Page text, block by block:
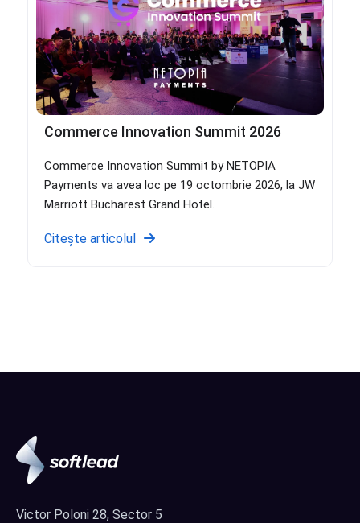
Commerce Innovation Summit 2026
Commerce Innovation Summit by NETOPIA
Payments va avea loc pe 19 octombrie 2026, la JW
Marriott Bucharest Grand Hotel.
Citește articolul
Victor Poloni 28, Sector 5